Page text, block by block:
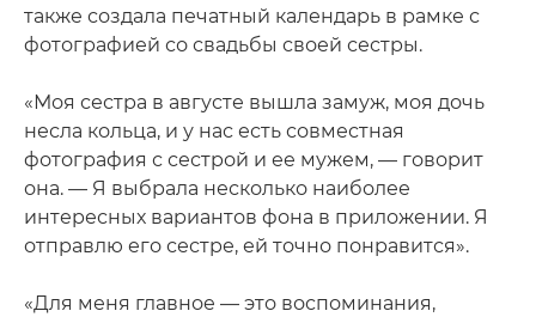
также создала печатный календарь в рамке с
фотографией со свадьбы своей сестры.
«Моя сестра в августе вышла замуж, моя дочь
несла кольца, и у нас есть совместная
фотография с сестрой и ее мужем, — говорит
она. — Я выбрала несколько наиболее
интересных вариантов фона в приложении. Я
отправлю его сестре, ей точно понравится».
«Для меня главное — это воспоминания,